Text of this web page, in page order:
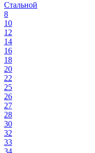
Стальной
8
10
12
14
16
18
20
22
25
26
27
28
30
32
33
34